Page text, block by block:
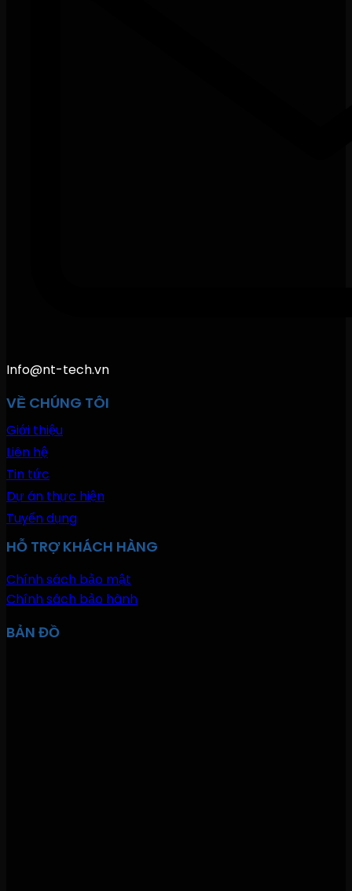
Info@nt-tech.vn
VỀ CHÚNG TÔI
Giới thiệu
Liên hệ
Tin tức
Dự án thực hiện
Tuyển dụng
HỖ TRỢ KHÁCH HÀNG
Chính sách bảo mật
Chính sách bảo hành
BẢN ĐỒ